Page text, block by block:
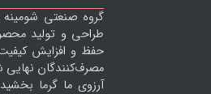
گروه صنعتی
طراحی و تولید
حفظ و افزایش
مصرف‌کنندگان
آرزوی ما گرما